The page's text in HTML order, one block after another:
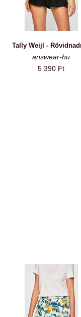
Tally Weijl -
answear-hu
5 390 Ft